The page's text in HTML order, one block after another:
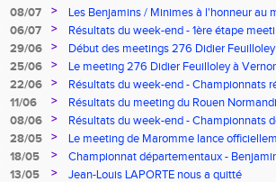
08/07
>
Les Benjamins / Minimes à l'honneur au
06/07
>
Résultats du week-end - 1ère étape
Pointes d'Or - Pré-France CJESM
29/06 >
Début des meetings 276 Didier Feuilloley
25/06
>
Le meeting 276 Didier Feuilloley à
22/06
>
Résultats du week-end - Championnats
11/06
>
Résultats du meeting du Rouen
08/06
>
Résultats du week-end - Championnats
8.2.2.8 et Finale départementale des
28/05 >
Le meeting de Maromme lance
CDA 76
18/05 >
Championnat départementaux -
13/05
>
Jean-Louis LAPORTE nous a quitté